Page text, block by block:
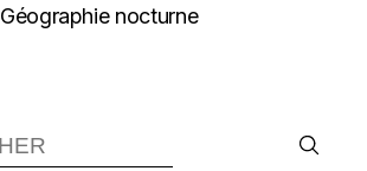
Géographie nocturne